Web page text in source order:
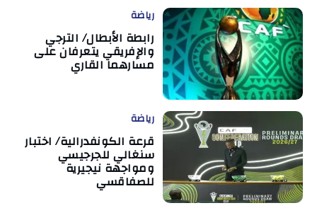
رياضة
رابطة الأبطال/ الترجي
والإفريقي يتعرفان على
مسارهما القاري
رياضة
قرعة الكونفدرالية/ اختبار
سنغالي للجرجيسي
ومواجهة نيجيرية
للصفاقسي